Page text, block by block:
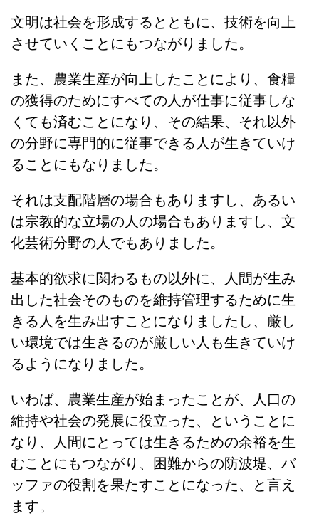
文明は社会を形成するとともに、技術を向上
させていくことにもつながりました。
また、農業生産が向上したことにより、食糧
の獲得のためにすべての人が仕事に従事しな
くても済むことになり、その結果、それ以外
の分野に専門的に従事できる人が生きていけ
ることにもなりました。
それは支配階層の場合もありますし、あるい
は宗教的な立場の人の場合もありますし、文
化芸術分野の人でもありました。
基本的欲求に関わるもの以外に、人間が生み
出した社会そのものを維持管理するために生
きる人を生み出すことになりましたし、厳し
い環境では生きるのが厳しい人も生きていけ
るようになりました。
いわば、農業生産が始まったことが、人口の
維持や社会の発展に役立った、ということに
なり、人間にとっては生きるための余裕を生
むことにもつながり、困難からの防波堤、バ
ッファの役割を果たすことになった、と言え
ます。